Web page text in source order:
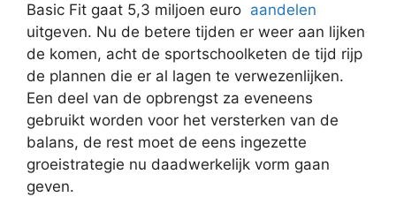
Basic Fit gaat 5,3 miljoen euro aandelen
uitgeven. Nu de betere tijden er weer aan lijken
de komen, acht de sportschoolketen de tijd rijp
de plannen die er al lagen te verwezenlijken.
Een deel van de opbrengst za eveneens
gebruikt worden voor het versterken van de
balans, de rest moet de eens ingezette
groeistrategie nu daadwerkelijk vorm gaan
geven.